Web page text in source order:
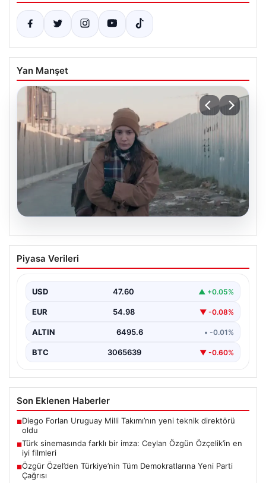
Yan Manşet
05.08.2026
Türk sinemasında farklı bir imza: Ceylan
Özgün Özçelik’in en iyi filmleri
Piyasa Verileri
USD 47.60 ▲ +0.05%
EUR 54.98 ▼ -0.08%
ALTIN 6495.6 • -0.01%
BTC 3065639 ▼ -0.60%
Son Eklenen Haberler
■Diego Forlan Uruguay Milli Takımı’nın yeni teknik direktörü
oldu
■Türk sinemasında farklı bir imza: Ceylan Özgün Özçelik’in en
iyi filmleri
■Özgür Özel’den Türkiye’nin Tüm Demokratlarına Yeni Parti
Çağrısı